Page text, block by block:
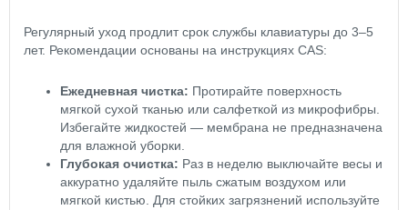
Регулярный уход продлит срок службы клавиатуры до 3–5
лет. Рекомендации основаны на инструкциях CAS:
Ежедневная чистка: Протирайте поверхность
мягкой сухой тканью или салфеткой из микрофибры.
Избегайте жидкостей — мембрана не предназначена
для влажной уборки.
Глубокая очистка: Раз в неделю выключайте весы и
аккуратно удаляйте пыль сжатым воздухом или
мягкой кистью. Для стойких загрязнений используйте